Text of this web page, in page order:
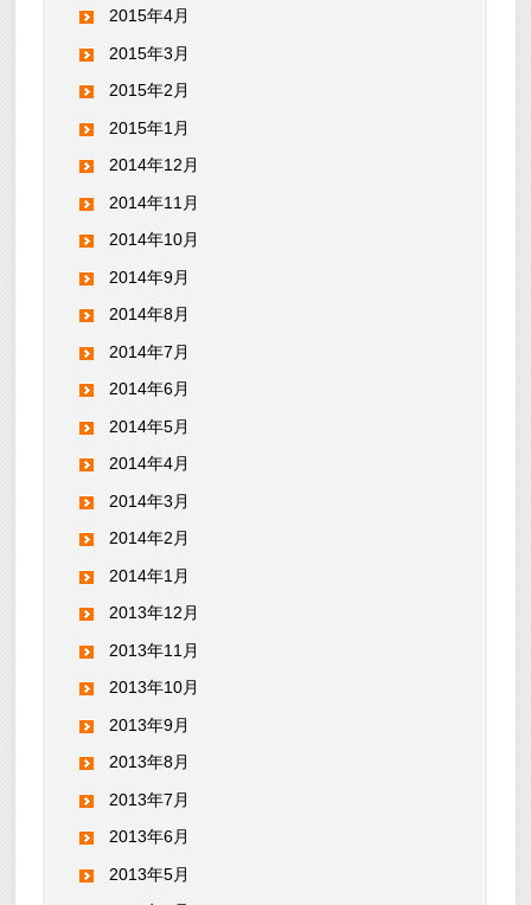
2015年4月
2015年3月
2015年2月
2015年1月
2014年12月
2014年11月
2014年10月
2014年9月
2014年8月
2014年7月
2014年6月
2014年5月
2014年4月
2014年3月
2014年2月
2014年1月
2013年12月
2013年11月
2013年10月
2013年9月
2013年8月
2013年7月
2013年6月
2013年5月